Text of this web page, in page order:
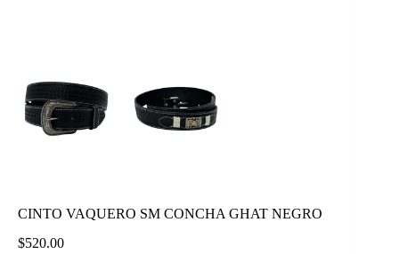
CINTO VAQUERO SM CONCHA GHAT NEGRO
$520.00